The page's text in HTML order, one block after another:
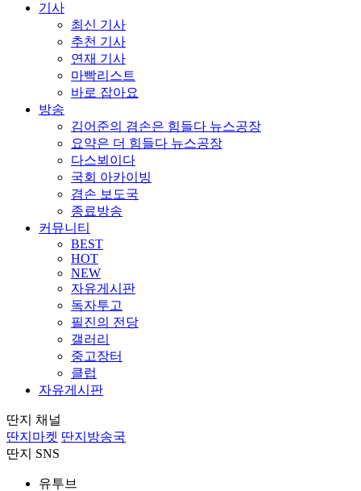
기사
최신 기사
추천 기사
연재 기사
마빡리스트
바로 잡아요
방송
김어준의 겸손은 힘들다 뉴스공장
요약은 더 힘들다 뉴스공장
다스뵈이다
국회 아카이빙
겸손 보도국
종료방송
커뮤니티
BEST
HOT
NEW
자유게시판
독자투고
필진의 전당
갤러리
중고장터
클럽
자유게시판
딴지 채널
딴지마켓 딴지방송국
딴지 SNS
유투브